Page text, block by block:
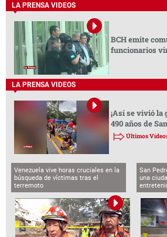
LA PRENSA VIDEOS
BCH emite
funcionarios
LA PRENSA VIDEOS
¡Así se vivió la
490 años de
Últimos
Venezuela vive horas cruciales en la
búsqueda de víctimas tras el
terremoto
San
una